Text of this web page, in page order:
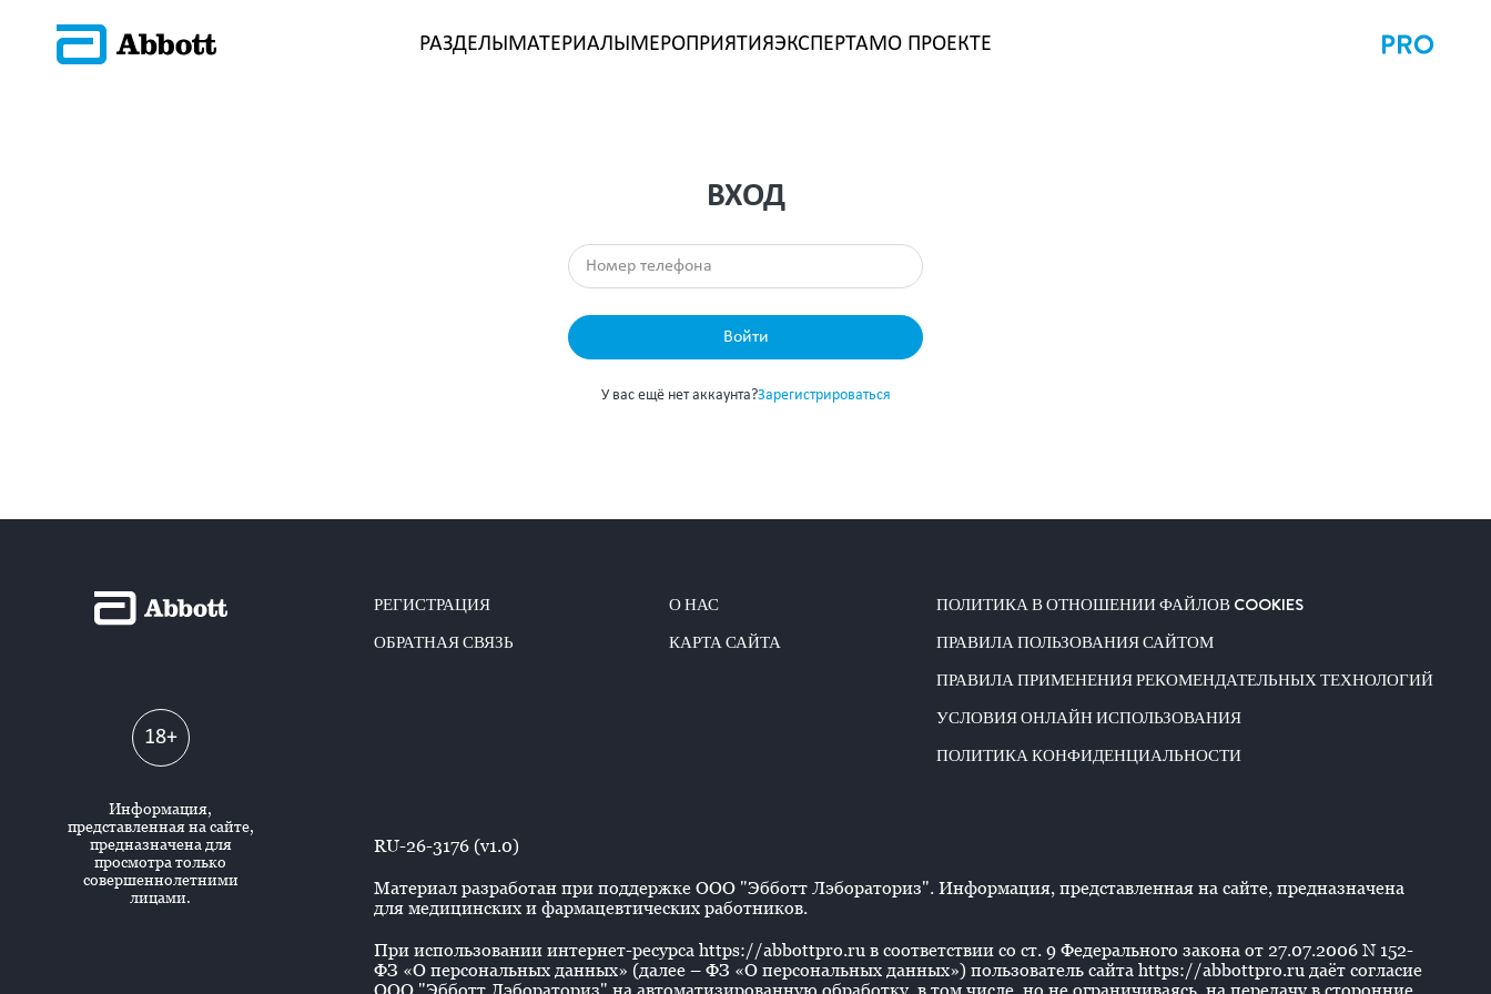
РАЗДЕЛЫ МАТЕРИАЛЫ МЕРОПРИЯТИЯЭКСПЕРТАМО ПРОЕКТЕ
ВХОД
Войти
У вас ещё нет аккаунта?Зарегистрироваться
18+
Информация,
представленная на сайте,
предназначена для
просмотра только
совершеннолетними
лицами.
РЕГИСТРАЦИЯ
ОБРАТНАЯ СВЯЗЬ
О НАС
КАРТА САЙТА
ПОЛИТИКА В ОТНОШЕНИИ ФАЙЛОВ COOKIES
ПРАВИЛА ПОЛЬЗОВАНИЯ САЙТОМ
ПРАВИЛА ПРИМЕНЕНИЯ РЕКОМЕНДАТЕЛЬНЫХ ТЕХНОЛОГИЙ
УСЛОВИЯ ОНЛАЙН ИСПОЛЬЗОВАНИЯ
ПОЛИТИКА КОНФИДЕНЦИАЛЬНОСТИ
RU-26-3176 (v1.0)
Материал разработан при поддержке ООО "Эбботт Лэбораториз". Информация, представленная на сайте, предназначена
для медицинских и фармацевтических работников.
При использовании интернет-ресурса https://abbottpro.ru в соответствии со ст. 9 Федерального закона от 27.07.2006 N 152-
ФЗ «О персональных данных» (далее – ФЗ «О персональных данных») пользователь сайта https://abbottpro.ru даёт согласие
ООО "Эбботт Лэбораториз" на автоматизированную обработку, в том числе, но не ограничиваясь, на передачу в сторонние